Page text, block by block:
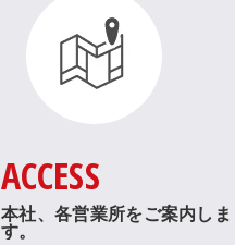
ACCESS
本社、各営業所をご案内しま
す。